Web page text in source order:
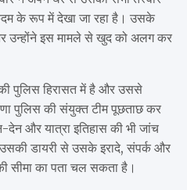
के रूप में देखा जा रहा है। उसके
उन्होंने इस मामले से खुद को अलग कर
की पुलिस हिरासत में है और उससे
पुलिस की संयुक्त टीम पूछताछ कर
देन और यात्रा इतिहास की भी जांच
डायरी से उसके इरादे, संपर्क और
सीमा का पता चल सकता है।